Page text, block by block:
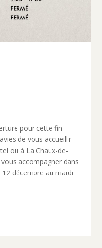
pour cette fin
de vous accueillir
ou à La Chaux-de-
accompagner dans
décembre au mardi